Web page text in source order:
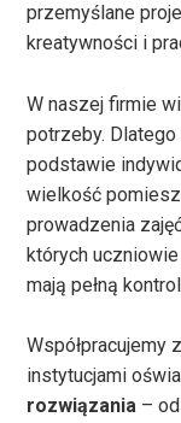
przemyślane
kreatywności i
W naszej firmie
potrzeby.
podstawie
wielkość
prowadzenia
których
mają pełną
Współpracujemy
instytucjami
rozwiązania –